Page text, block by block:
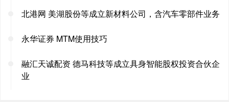
北港网 美湖股份等成立新材料公司，含汽车零部件业务
永华证券 MTM使用技巧
融汇天诚配资 德马科技等成立具身智能股权投资合伙企
业